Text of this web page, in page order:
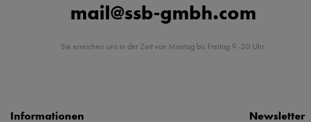
mail@ssb-gmbh.com
Sie erreichen uns in der Zeit von Montag bis Freitag 9 -20 Uhr.
Informationen Newsletter